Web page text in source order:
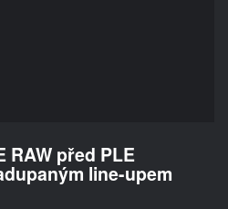
RAW před PLE
line-upem